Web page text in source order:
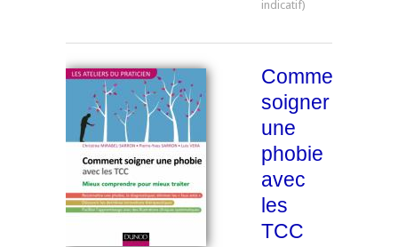
Comment
soigner
une
phobie
avec
les
TCC